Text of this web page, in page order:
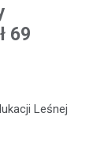
69
Leśnej